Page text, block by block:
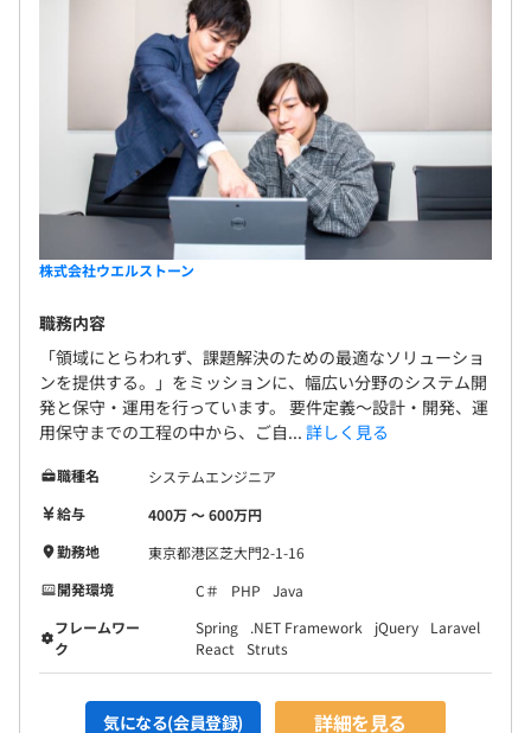
株式会社ウエルストーン
職務内容
「領域にとらわれず、課題解決のための最適なソリューショ
ンを提供する。」をミッションに、幅広い分野のシステム開
発と保守・運用を行っています。 要件定義〜設計・開発、運
用保守までの工程の中から、ご自... 詳しく見る
職種名
システムエンジニア
給与
400万 〜 600万円
勤務地
東京都港区芝大門2-1-16
開発環境
C＃ PHP
Java
フレームワー
ク
Spring .NET Framework jQuery
Laravel
React
Struts
気になる(会員登録) 詳細を見る